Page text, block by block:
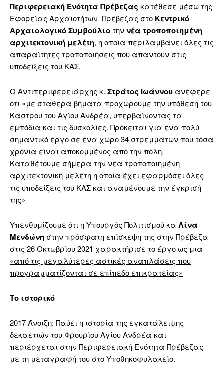
Περιφερειακή Ενότητα Πρέβεζαςκατέθεσε μέσω της
Εφορείας Αρχαιοτήτων Πρέβεζας στο Κεντρικό
Αρχαιολογικό Συμβούλιο την νέα τροποποιημένη
αρχιτεκτονική μελέτη, η οποία περιλαμβάνει όλες τις
απαραίτητες τροποποιήσεις που απαντούν στις
υποδείξεις του ΚΑΣ.
Ο Αντιπεριφερειάρχης κ. Στράτος Ιωάννου ανέφερε
ότι «με σταθερά βήματα προχωρούμε την υπόθεση του
Κάστρου του Αγίου Ανδρέα, υπερβαίνοντας τα
εμπόδια και τις δυσκολίες. Πρόκειται για ένα πολύ
σημαντικό έργο σε ένα χώρο 34 στρεμμάτων που τόσα
χρόνια είναι αποκομμένος από την πόλη.
Καταθέτουμε σήμερα την νέα τροποποιημένη
αρχιτεκτονική μελέτη η οποία έχει εφαρμόσει όλες
τις υποδείξεις του ΚΑΣ και αναμένουμε την έγκρισή
της»
Υπενθυμίζουμε ότι η Υπουργός Πολιτισμού κα Λίνα
Μενδώνη στην πρόσφατη επίσκεψη της στην Πρέβεζα
στις 26 Οκτωβρίου 2021 χαρακτήρισε το έργο ως μια
«από τις μεγαλύτερες αστικές αναπλάσεις που
προγραμματίζονται σε επίπεδο επικρατείας»
Το ιστορικό
2017 Άνοιξη: Παύει η ιστορία της εγκατάλειψης
δεκαετιών του Φρουρίου Αγίου Ανδρέα και
περιέρχεται στην Περιφερειακή Ενότητα Πρέβεζας
με τη μεταγραφή του στο Υποθηκοφυλακείο.